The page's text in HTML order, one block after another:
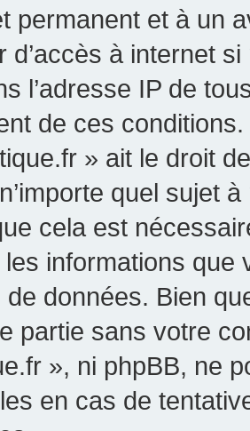
permanent et à un
d’accès à internet
l’adresse IP de
de ces
» ait le droit
quel sujet
cela est
informations
de données. Bien
partie sans votre
», ni phpBB, ne
en cas de